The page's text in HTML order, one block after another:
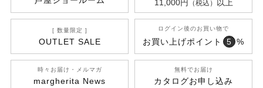
11,000円 （税込） 以上
[ 数量限定 ]
OUTLET SALE
ログイン後のお買い物で
お買い上げポイント 5 %
時々お届け・メルマガ
margherita News
無料でお届け
カタログお申し込み